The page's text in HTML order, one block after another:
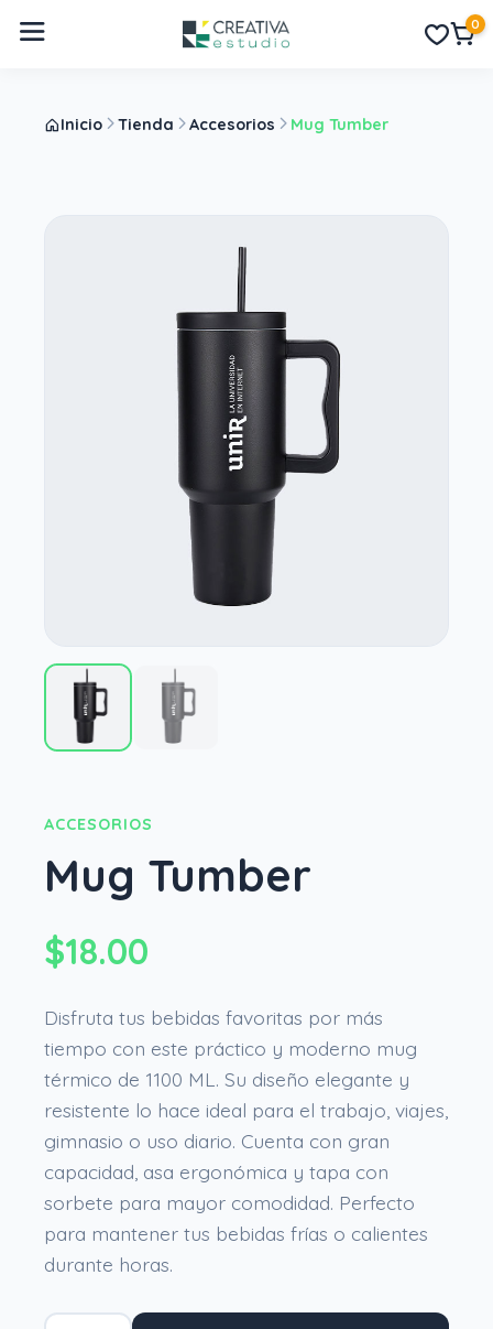
0
Inicio Tienda Accesorios Mug Tumber
ACCESORIOS
Mug Tumber
$18.00
Disfruta tus bebidas favoritas por más
tiempo con este práctico y moderno mug
térmico de 1100 ML. Su diseño elegante y
resistente lo hace ideal para el trabajo, viajes,
gimnasio o uso diario. Cuenta con gran
capacidad, asa ergonómica y tapa con
sorbete para mayor comodidad. Perfecto
para mantener tus bebidas frías o calientes
durante horas.